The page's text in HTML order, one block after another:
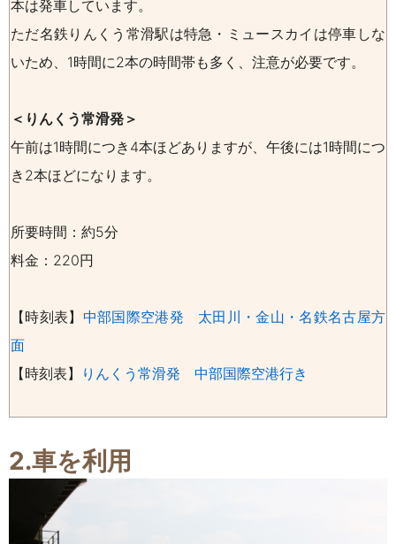
本は発車しています。
ただ名鉄りんくう常滑駅は特急・ミュースカイは停車しな
いため、1時間に2本の時間帯も多く、注意が必要です。
＜りんくう常滑発＞
午前は1時間につき4本ほどありますが、午後には1時間につ
き2本ほどになります。
所要時間：約5分
料金：220円
【時刻表】 中部国際空港発 太田川・金山・名鉄名古屋方
面
【時刻表】
りんくう常滑発 中部国際空港行き
2.車を利用